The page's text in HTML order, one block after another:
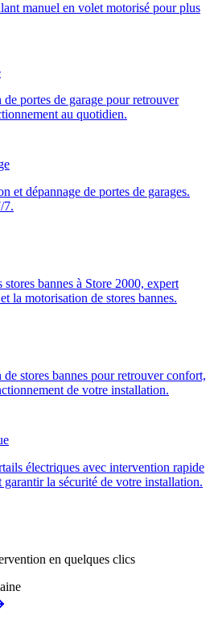
manuel en volet motorisé pour plus
portes de garage pour retrouver
au quotidien.
et dépannage de portes de garages.
7.
bannes à Store 2000, expert
la motorisation de stores bannes.
stores bannes pour retrouver confort,
de votre installation.
électriques avec intervention rapide
garantir la sécurité de votre installation.
en quelques clics